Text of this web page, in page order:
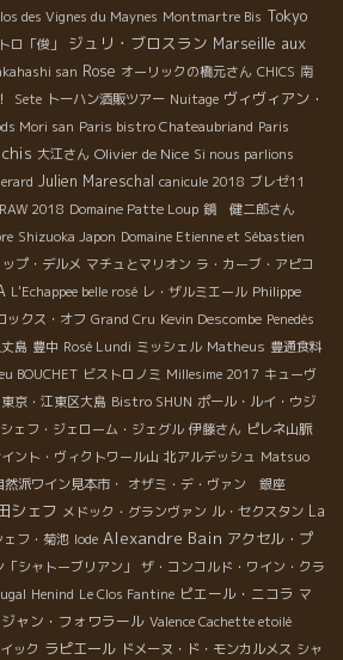
des Vignes du Maynes Montmartre Bis Tokyo
ロ「俊」 ジュリ・ブロスラン Marseille aux
san Rose オーリックの橋元さん CHICS 南
Sete トーハン酒販ツアー Nuitage ヴィヴィアン・
Mori san Paris bistro Chateaubriand Paris
大江さん Olivier de Nice Si nous parlions
Julien Mareschal canicule 2018 ブレゼ11
2018 Domaine Patte Loup 鏡 健二郎さん
Shizuoka Japon Domaine Etienne et Sébastien
プ・デルメ マチュとマリオン ラ・カーブ・アピコ
L'Echappee belle rosé レ・ザルミエール Philippe
ックス・オフ Grand Cru Kevin Descombe Penedès
島 豊中 Rosé Lundi ミッシェル Matheus 豊通食料
BOUCHET ビストロノミ Millesime 2017 キューヴ
東京・江東区大島 Bistro SHUN ポール・ルイ・ウジ
シェフ・ジェローム・ジェグル 伊藤さん ピレネ山脈
ント・ヴィクトワール山 北アルデッシュ Matsuo
派ワイン見本市・ オザミ・デ・ヴァン 銀座
シェフ メドック・グランヴァン ル・セクスタン La
ェフ・菊池 Iode Alexandre Bain アクセル・プ
シャトーブリアン」
ザ・コンコルド・ワイン・クラ
Henind Le Clos Fantine ピエール・ニコラ マ
ジャン・フォワラール Valence Cachette etoilé
ック ラピエール ドメーヌ・ド・モンカルメス シャ